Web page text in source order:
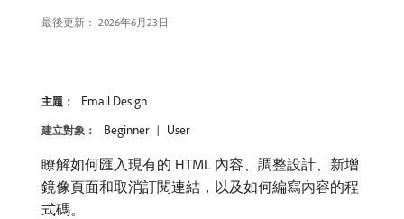
最後更新： 2026年6月23日
主題： Email Design
建立對象： Beginner User
瞭解如何匯入現有的 HTML 內容、調整設計、新增
鏡像頁面和取消訂閱連結，以及如何編寫內容的程
式碼。